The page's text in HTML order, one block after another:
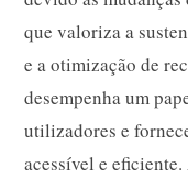
que valoriza a
e a otimização de
desempenha um
utilizadores e
acessível e